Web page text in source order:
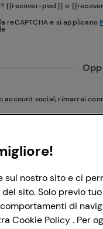
{{recover-pwd}} o
reCAPTCHA e si applicano
account social, rimarrai
Accedi
sul nostro sito e ci
sito. Solo previo
di
Cookie Policy .